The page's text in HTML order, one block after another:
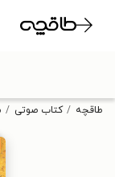
طاقچه کتاب صوتی